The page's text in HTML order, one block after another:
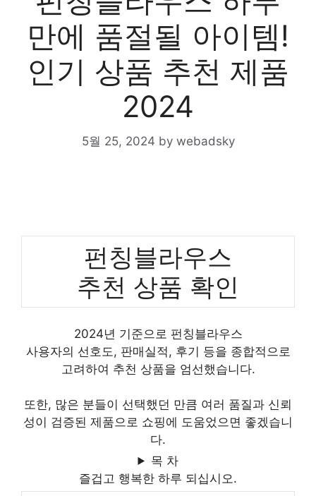
만에 품절될 아이템!
인기 상품 추천 제품
2024
5월 25, 2024 by webadsky
펀칭블라우스
추천 상품 확인
2024년 기준으로 펀칭블라우스
사용자의 선호도, 판매실적, 후기 등을 종합적으로
고려하여 추천 상품을 엄선했습니다.
또한, 많은 분들이 선택했던 만큼 여러 품질과 신뢰
성이 검증된 제품으로 쇼핑에 도움었으면 좋겠습니
다.
목 차
즐겁고 행복한 하루 되십시오.